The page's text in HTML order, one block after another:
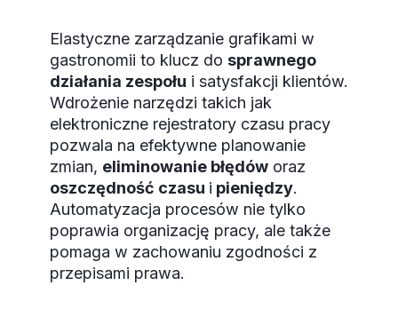
Elastyczne zarządzanie grafikami w
gastronomii to klucz do sprawnego
działania zespołu i satysfakcji klientów.
Wdrożenie narzędzi takich jak
elektroniczne rejestratory czasu pracy
pozwala na efektywne planowanie
zmian, eliminowanie błędów oraz
oszczędność czasu i pieniędzy.
Automatyzacja procesów nie tylko
poprawia organizację pracy, ale także
pomaga w zachowaniu zgodności z
przepisami prawa.